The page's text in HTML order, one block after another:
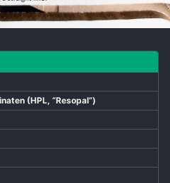
(HPL, “Resopal”)